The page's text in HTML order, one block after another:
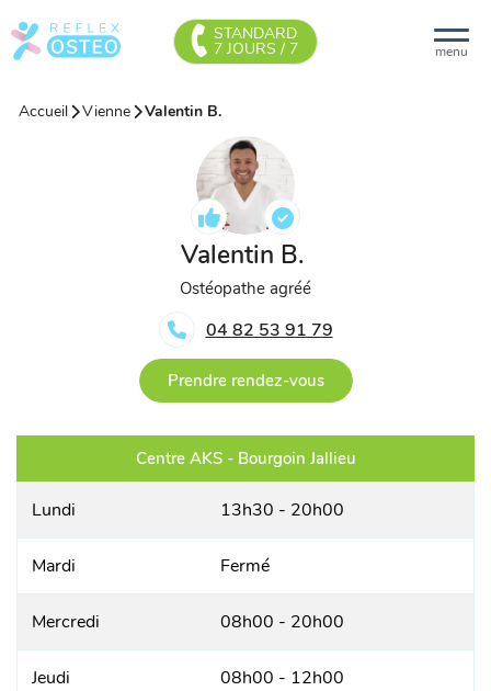
menu
STANDARD
7 JOURS / 7
Accueil Vienne Valentin B.
Valentin B.
Ostéopathe agréé
04 82 53 91 79
Prendre rendez-vous
Centre AKS - Bourgoin Jallieu
Lundi 13h30 - 20h00
Mardi Fermé
Mercredi 08h00 - 20h00
Jeudi 08h00 - 12h00